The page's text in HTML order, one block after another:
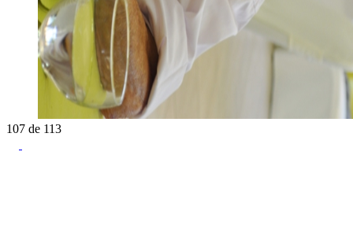
107 de 113